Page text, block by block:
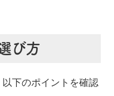
び方
下のポイントを確認